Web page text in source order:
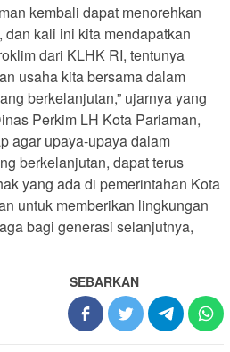
kembali dapat menorehkan
kali ini kita mendapatkan
dari KLHK RI, tentunya
usaha kita bersama dalam
berkelanjutan,” ujarnya yang
Perkim LH Kota Pariaman,
agar upaya-upaya dalam
berkelanjutan, dapat terus
yang ada di pemerintahan Kota
untuk memberikan lingkungan
bagi generasi selanjutnya,
SEBARKAN